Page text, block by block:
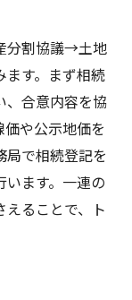
まとめ
ポイント
とコツ
重要性
慮方法
術紹介
方
分割協議→土地
す。まず相続
、合意内容を協
や公示地価を
局で相続登記を
ます。一連の
ることで、ト